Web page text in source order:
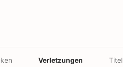
Verletzungen Titel